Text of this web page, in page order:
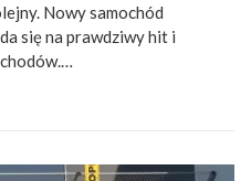
Nowy samochód
się na prawdziwy hit i